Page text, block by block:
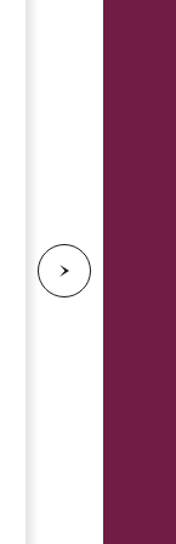
N
e
s
t
e
s
i
d
e